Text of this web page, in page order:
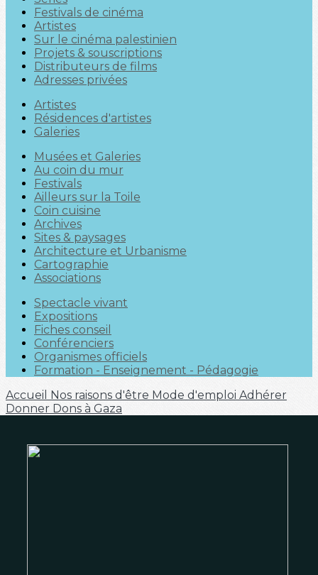
Festivals de cinéma
Artistes
Sur le cinéma palestinien
Projets & souscriptions
Distributeurs de films
Adresses privées
Artistes
Résidences d'artistes
Galeries
Musées et Galeries
Au coin du mur
Festivals
Ailleurs sur la Toile
Coin cuisine
Archives
Sites & paysages
Architecture et Urbanisme
Cartographie
Associations
Spectacle vivant
Expositions
Fiches conseil
Conférenciers
Organismes officiels
Formation - Enseignement - Pédagogie
Accueil Nos raisons d'être Mode d'emploi Adhérer
Donner Dons à Gaza